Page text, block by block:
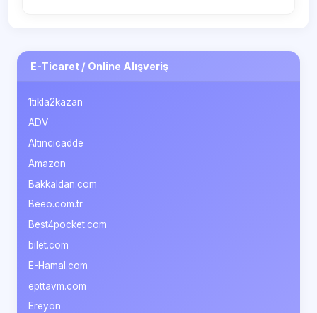
E-Ticaret / Online Alışveriş
1tikla2kazan
ADV
Altıncıcadde
Amazon
Bakkaldan.com
Beeo.com.tr
Best4pocket.com
bilet.com
E-Hamal.com
epttavm.com
Ereyon